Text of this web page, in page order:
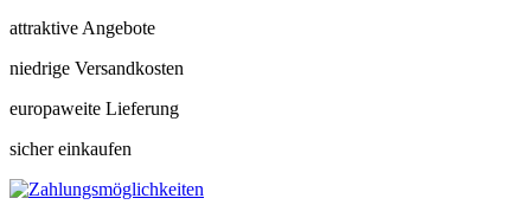
attraktive Angebote
niedrige Versandkosten
europaweite Lieferung
sicher einkaufen